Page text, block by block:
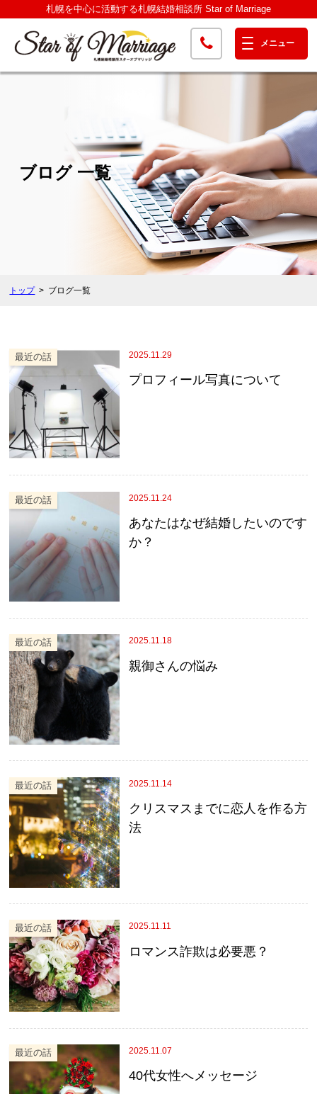
札幌を中心に活動する札幌結婚相談所 Star of Marriage
ブログ 一覧
トップ ブログ一覧
2025.11.29
最近の話
プロフィール写真について
2025.11.24
最近の話
あなたはなぜ結婚したいのです
か？
2025.11.18
最近の話
親御さんの悩み
2025.11.14
最近の話
クリスマスまでに恋人を作る方
法
2025.11.11
最近の話
ロマンス詐欺は必要悪？
2025.11.07
最近の話
40代女性へメッセージ